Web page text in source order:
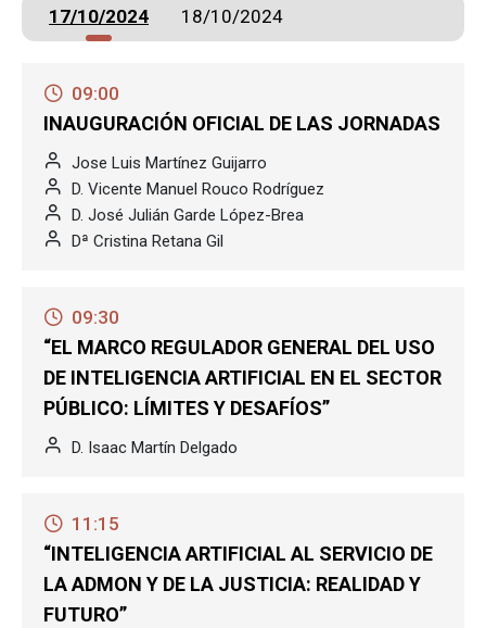
17/10/2024 18/10/2024
09:00
INAUGURACIÓN OFICIAL DE LAS JORNADAS
Jose Luis Martínez Guijarro
D. Vicente Manuel Rouco Rodríguez
D. José Julián Garde López-Brea
Dª Cristina Retana Gil
09:30
“EL MARCO REGULADOR GENERAL DEL USO
DE INTELIGENCIA ARTIFICIAL EN EL SECTOR
PÚBLICO: LÍMITES Y DESAFÍOS”
D. Isaac Martín Delgado
11:15
“INTELIGENCIA ARTIFICIAL AL SERVICIO DE
LA ADMON Y DE LA JUSTICIA: REALIDAD Y
FUTURO”